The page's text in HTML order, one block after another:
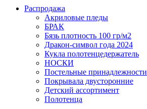
Распродажа
Акриловые пледы
БРАК
Бязь плотность 100 гр/м2
Дракон-символ года 2024
Кукла полотенцедержатель
НОСКИ
Постельные принадлежности
Покрывала двусторонние
Детский ассортимент
Полотенца